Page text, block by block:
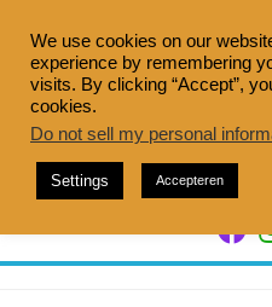
naar
inhoud
We use cookies on our
experience by remembering
visits. By clicking “Accept”,
cookies.
Do not sell my personal
Settings Accepteren